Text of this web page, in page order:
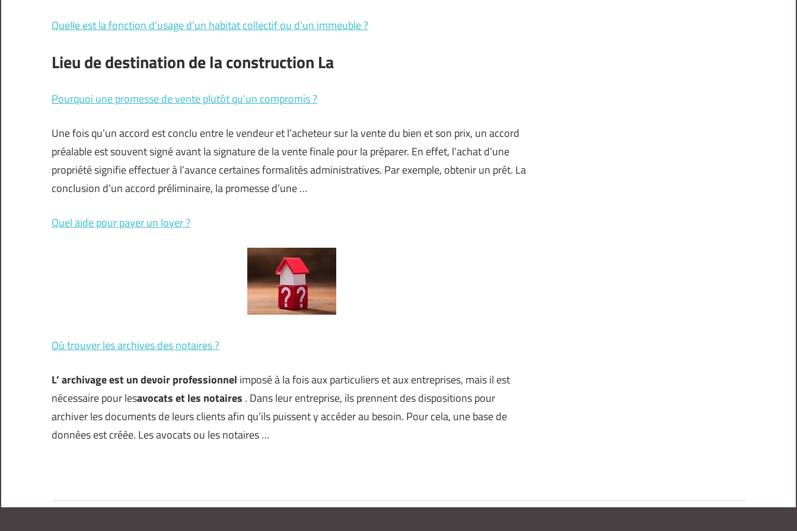
Quelle est la fonction d’usage d’un habitat collectif ou d’un immeuble ?
Lieu de destination de la construction La
Pourquoi une promesse de vente plutôt qu’un compromis ?
Une fois qu’un accord est conclu entre le vendeur et l’acheteur sur la vente du bien et son prix, un accord
préalable est souvent signé avant la signature de la vente finale pour la préparer. En effet, l’achat d’une
propriété signifie effectuer à l’avance certaines formalités administratives. Par exemple, obtenir un prêt. La
conclusion d’un accord préliminaire, la promesse d’une …
Quel aide pour payer un loyer ?
Où trouver les archives des notaires ?
L’ archivage est un devoir professionnel imposé à la fois aux particuliers et aux entreprises, mais il est
nécessaire pour lesavocats et les notaires . Dans leur entreprise, ils prennent des dispositions pour
archiver les documents de leurs clients afin qu’ils puissent y accéder au besoin. Pour cela, une base de
données est créée. Les avocats ou les notaires …